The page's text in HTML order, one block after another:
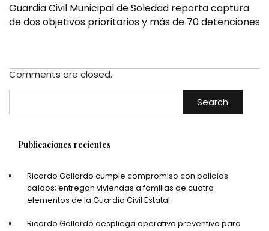
Guardia Civil Municipal de Soledad reporta captura
de dos objetivos prioritarios y más de 70 detenciones
Comments are closed.
Search
Publicaciones recientes
Ricardo Gallardo cumple compromiso con policías
caídos; entregan viviendas a familias de cuatro
elementos de la Guardia Civil Estatal
Ricardo Gallardo despliega operativo preventivo para